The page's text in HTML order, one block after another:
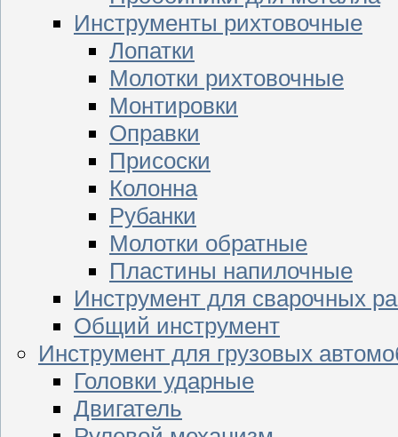
Инструменты рихтовочные
Лопатки
Молотки рихтовочные
Монтировки
Оправки
Присоски
Колонна
Рубанки
Молотки обратные
Пластины напилочные
Инструмент для сварочных
Общий инструмент
Инструмент для грузовых
Головки ударные
Двигатель